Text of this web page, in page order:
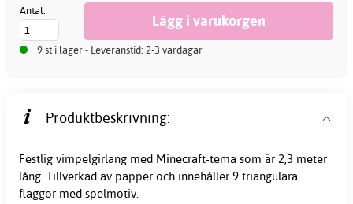
Antal:
9 st i lager - Leveranstid: 2-3 vardagar
Produktbeskrivning:
Festlig vimpelgirlang med Minecraft-tema som är 2,3 meter
lång. Tillverkad av papper och innehåller 9 triangulära
flaggor med spelmotiv.